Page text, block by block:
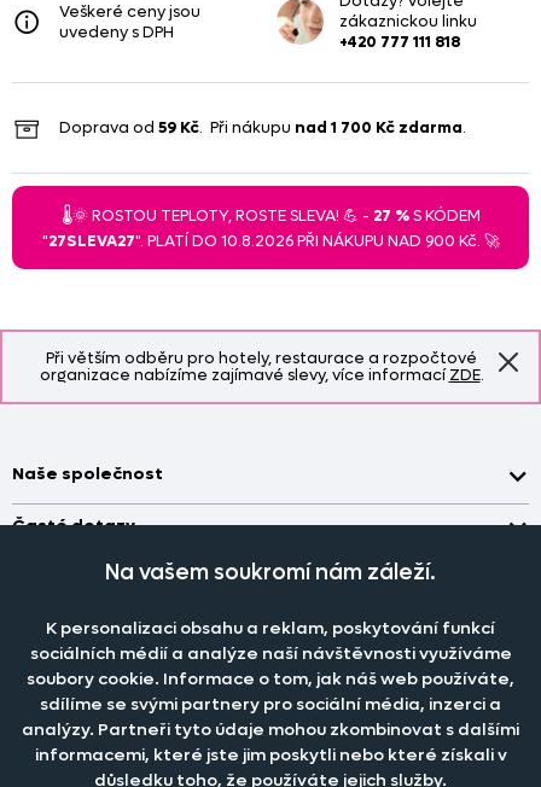
Při větším odběru pro hotely, restaurace a rozpočtové
organizace nabízíme zajímavé slevy, více informacíZDE.
Veškeré ceny jsou
uvedeny s DPH
zákaznickou linku
+420 777 111 818
Doprava od 59 Kč. Při nákupu nad 1 700 Kč zdarma.
🌡️🌞 ROSTOU TEPLOTY, ROSTE SLEVA! 💪 - 27 %S KÓDEM
"27SLEVA27". PLATÍ DO 10.8.2026 PŘI NÁKUPU NAD 900 Kč. 🚀
Staňte se členem klubu Dante.cz
Naše společnost
Doprava a platba
Obchodní podmínky
Nastavení cookies
Katalog zdarma
Časté dotazy
Jak změřit okno pro nákup záclon?
Jak prát záclony a závěsy?
Jak prát povlečení a prostěradla?
Informace o materiálech
Šití záclon a závěsů
PRODEJNÍ ODDĚLENÍ - TELEFONICKY
po-pá 7:30 - 16:00
Tel.:777 111 818
e-mail:dotazy@dante.cz
reklamace:reklamace@dante.cz
Na vašem soukromí nám záleží.
K personalizaci obsahu a reklam, poskytování funkcí
sociálních médií a analýze naší návštěvnosti využíváme
soubory cookie. Informace o tom, jak náš web používáte,
sdílíme se svými partnery pro sociální média, inzerci a
analýzy. Partneři tyto údaje mohou zkombinovat s dalšími
informacemi, které jste jim poskytli nebo které získali v
důsledku toho, že používáte jejich služby.